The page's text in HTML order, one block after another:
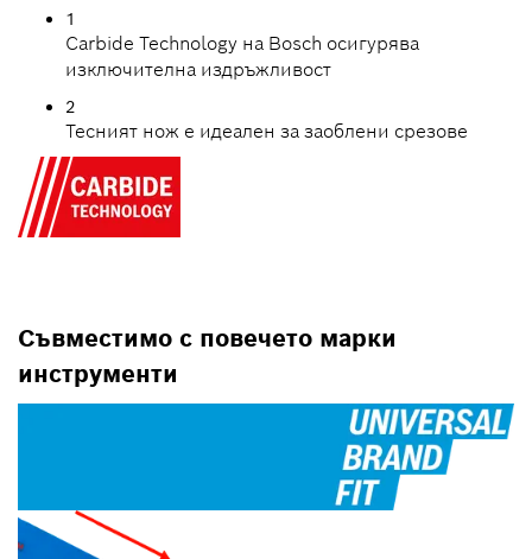
1
Carbide Technology на Bosch осигурява
изключителна издръжливост
2
Тесният нож е идеален за заоблени срезове
Съвместимо с повечето марки
инструменти